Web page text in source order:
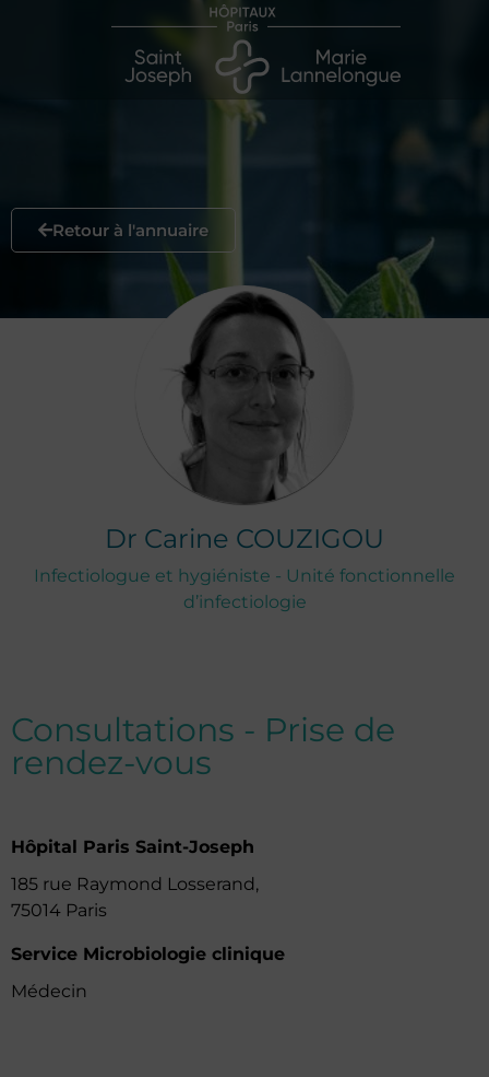
Retour à l'annuaire
Dr Carine COUZIGOU
Infectiologue et hygiéniste - Unité fonctionnelle
d’infectiologie
Consultations - Prise de
rendez-vous
Hôpital Paris Saint-Joseph
185 rue Raymond Losserand,
75014 Paris
Service Microbiologie clinique
Médecin